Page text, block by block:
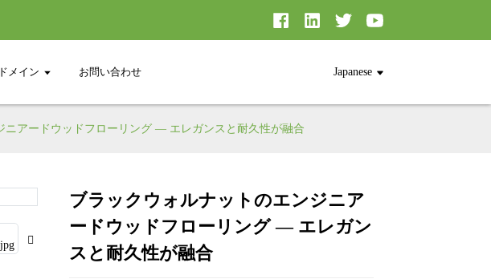
メイン お問い合わせ Japanese
ニアードウッドフローリング — エレガンスと耐久性が融合
Loading...
Loading...
ブラックウォルナットのエンジニア
ードウッドフローリング — エレガン
スと耐久性が融合